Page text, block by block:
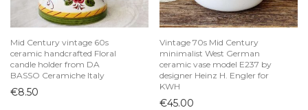
Mid Century vintage 60s
ceramic handcrafted Floral
candle holder from DA
BASSO Ceramiche Italy
€8.50
Vintage 70s Mid Century
minimalist West German
ceramic vase model E237 by
designer Heinz H. Engler for
KWH
€45.00